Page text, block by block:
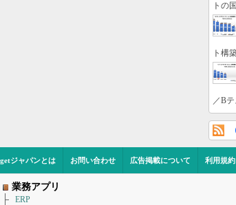
トの
ト構
／B
ジャパンとは お問い合わせ 広告掲載について 利用規約
業務アプリ
ERP